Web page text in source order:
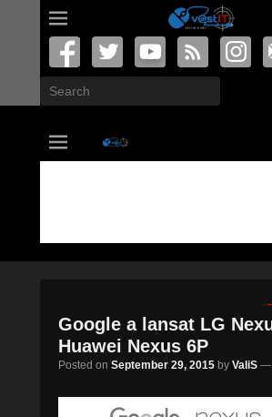
Search
vastIT.ro
Blog de Tehnologie
Google a lansat LG
Huawei Nexus 6P
Posted on September 29, 2015 by ValiS —